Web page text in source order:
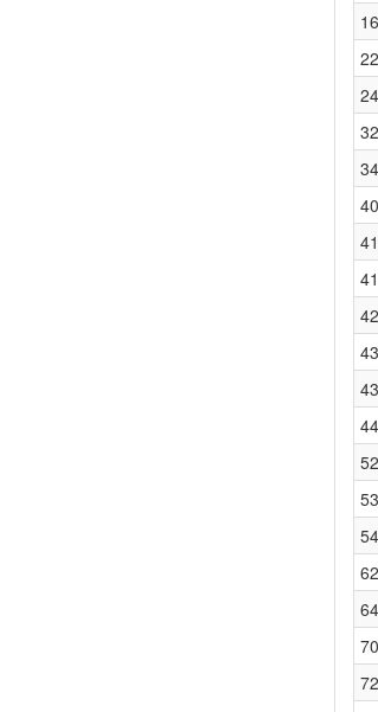
16
22
24
32
34
40
41
41
42
43
43
44
52
53
54
62
64
70
72